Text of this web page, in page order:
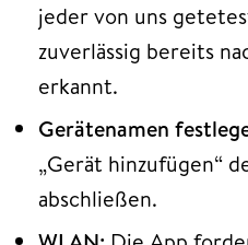
jeder von uns
zuverlässig bereits
erkannt.
Gerätenamen
„Gerät hinzufügen“
abschließen.